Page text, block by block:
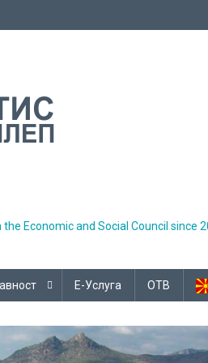
Economic and Social Council since
Е-Услуга ОТВ